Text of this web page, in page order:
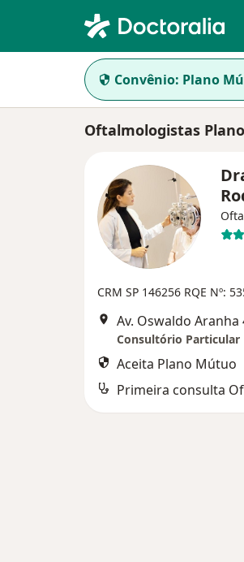
Convênio: Plano
Oftalmologistas
CRM SP 146256 RQE Nº:
Av. Oswaldo Aranha
Consultório Particular
Aceita Plano Mútuo
Primeira consulta